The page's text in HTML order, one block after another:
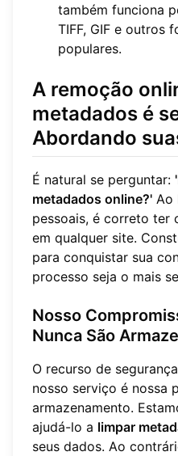
também funciona
TIFF, GIF e outros
populares.
A remoção
metadados é
Abordando
É natural se perguntar:
metadados online?' Ao
pessoais, é correto ter
em qualquer site.
para conquistar sua
processo seja o mais
Nosso
Nunca São
O recurso de
nosso serviço é nossa
armazenamento.
ajudá-lo a limpar
seus dados. Ao